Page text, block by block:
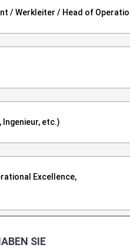
/ Werkleiter / Head of
etc.)
Excellence,
SIE